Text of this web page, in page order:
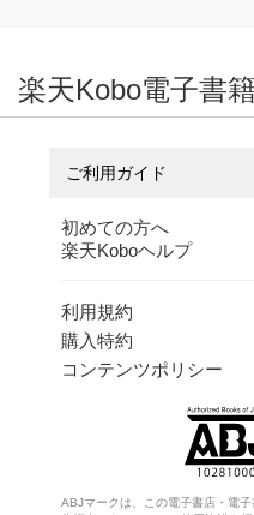
楽天Kobo電子書
ご利用ガイド
初めての方へ
楽天Koboヘルプ
利用規約
購入特約
コンテンツポリシー
ABJマークは、この電子書店・電